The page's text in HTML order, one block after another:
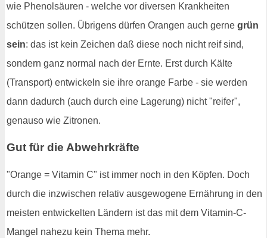
wie Phenolsäuren - welche vor diversen Krankheiten
schützen sollen. Übrigens dürfen Orangen auch gerne grün
sein: das ist kein Zeichen daß diese noch nicht reif sind,
sondern ganz normal nach der Ernte. Erst durch Kälte
(Transport) entwickeln sie ihre orange Farbe - sie werden
dann dadurch (auch durch eine Lagerung) nicht "reifer",
genauso wie Zitronen.
Gut für die Abwehrkräfte
"Orange = Vitamin C" ist immer noch in den Köpfen. Doch
durch die inzwischen relativ ausgewogene Ernährung in den
meisten entwickelten Ländern ist das mit dem Vitamin-C-
Mangel nahezu kein Thema mehr.